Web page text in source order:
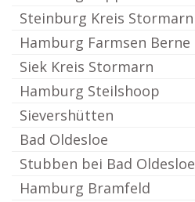
Steinburg Kreis Stormarn
Hamburg Farmsen Berne
Siek Kreis Stormarn
Hamburg Steilshoop
Sievershütten
Bad Oldesloe
Stubben bei Bad Oldesloe
Hamburg Bramfeld